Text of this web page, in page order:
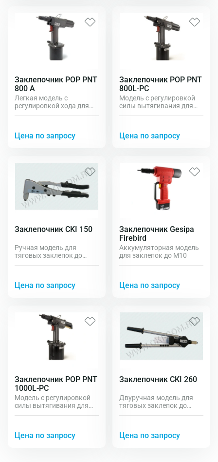
эргономика, малый вес,
высокая мощность
делают его лидером в
промышленном классе.
Заклепочник POP PNT
800 A
Легкая модель с
регулировкой хода для
заклепок от М3 до М10
Цена по запросу
Заклепочник POP PNT
800L-PC
Модель с регулировкой
силы вытягивания для
заклепок до М10.
Цена по запросу
Заклепочник CKI 150
Ручная модель для
тяговых заклепок до
5.0мм.
Цена по запросу
Заклепочник Gesipa
Firebird
Аккумуляторная модель
для заклепок до М10
Цена по запросу
Заклепочник POP PNT
1000L-PC
Модель с регулировкой
силы вытягивания для
Цена по запросу
Заклепочник CKI 260
Двуручная модель для
тяговых заклепок до
Цена по запросу